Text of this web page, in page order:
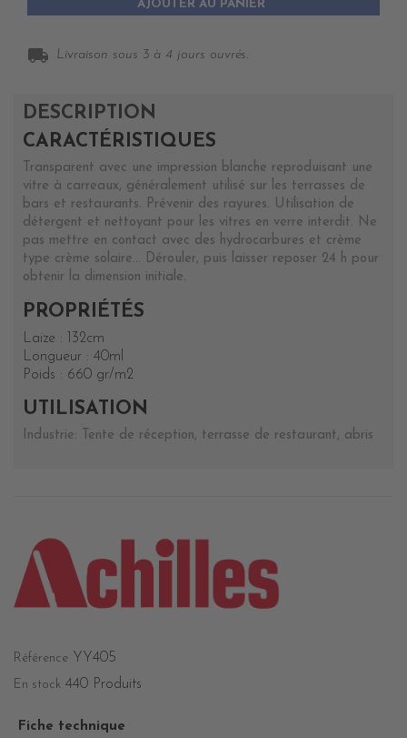
AJOUTER AU PANIER
local_shipping Livraison sous 3 à 4 jours ouvrés.
DESCRIPTION
CARACTÉRISTIQUES
Transparent avec une impression blanche reproduisant une
vitre à carreaux, généralement utilisé sur les terrasses de
bars et restaurants. Prévenir des rayures. Utilisation de
détergent et nettoyant pour les vitres en verre interdit. Ne
pas mettre en contact avec des hydrocarbures et crème
type crème solaire... Dérouler, puis laisser reposer 24 h pour
obtenir la dimension initiale.
PROPRIÉTÉS
Laize : 132cm
Longueur : 40ml
Poids : 660 gr/m2
UTILISATION
Industrie: Tente de réception, terrasse de restaurant, abris
Référence YY405
En stock 440 Produits
Fiche technique